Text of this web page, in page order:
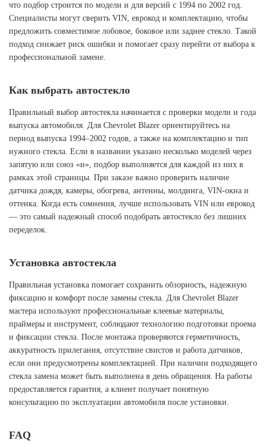
что подбор строится по модели и для версий с 1994 по 2002 год.
Специалисты могут сверить VIN, еврокод и комплектацию, чтобы
предложить совместимое лобовое, боковое или заднее стекло. Такой
подход снижает риск ошибки и помогает сразу перейти от выбора к
профессиональной замене.
Как выбрать автостекло
Правильный выбор автостекла начинается с проверки модели и года
выпуска автомобиля. Для Chevrolet Blazer ориентируйтесь на
период выпуска 1994–2002 годов, а также на комплектацию и тип
нужного стекла. Если в названии указано несколько моделей через
запятую или союз «и», подбор выполняется для каждой из них в
рамках этой страницы. При заказе важно проверить наличие
датчика дождя, камеры, обогрева, антенны, молдинга, VIN-окна и
оттенка. Когда есть сомнения, лучше использовать VIN или еврокод
— это самый надежный способ подобрать автостекло без лишних
переделок.
Установка автостекла
Правильная установка помогает сохранить обзорность, надежную
фиксацию и комфорт после замены стекла. Для Chevrolet Blazer
мастера используют профессиональные клеевые материалы,
праймеры и инструмент, соблюдают технологию подготовки проема
и фиксации стекла. После монтажа проверяются герметичность,
аккуратность прилегания, отсутствие свистов и работа датчиков,
если они предусмотрены комплектацией. При наличии подходящего
стекла замена может быть выполнена в день обращения. На работы
предоставляется гарантия, а клиент получает понятную
консультацию по эксплуатации автомобиля после установки.
FAQ